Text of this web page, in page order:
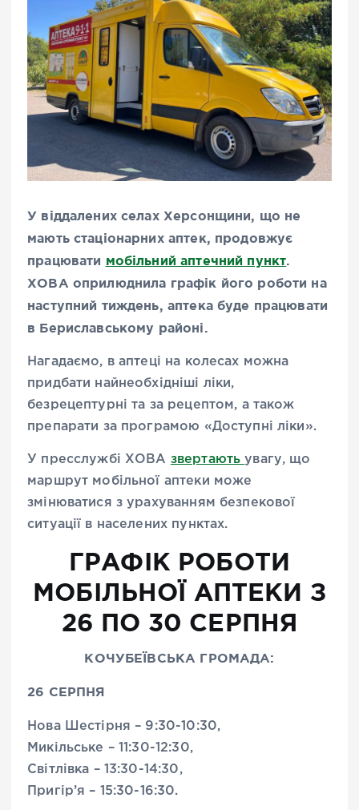
У віддалених селах Херсонщини, що не
мають стаціонарних аптек, продовжує
працювати мобільний аптечний пункт.
ХОВА оприлюднила графік його роботи на
наступний тиждень, аптека буде працювати
в Бериславському районі.
Нагадаємо, в аптеці на колесах можна
придбати найнеобхідніші ліки,
безрецептурні та за рецептом, а також
препарати за програмою «Доступні ліки».
У пресслужбі ХОВА звертаютьувагу, що
маршрут мобільної аптеки може
змінюватися з урахуванням безпекової
ситуації в населених пунктах.
ГРАФІК РОБОТИ
МОБІЛЬНОЇ АПТЕКИ З
26 ПО 30 СЕРПНЯ
КОЧУБЕЇВСЬКА ГРОМАДА:
26 СЕРПНЯ
Нова Шестірня – 9:30-10:30,
Микільське – 11:30-12:30,
Світлівка – 13:30-14:30,
Пригір’я – 15:30-16:30.